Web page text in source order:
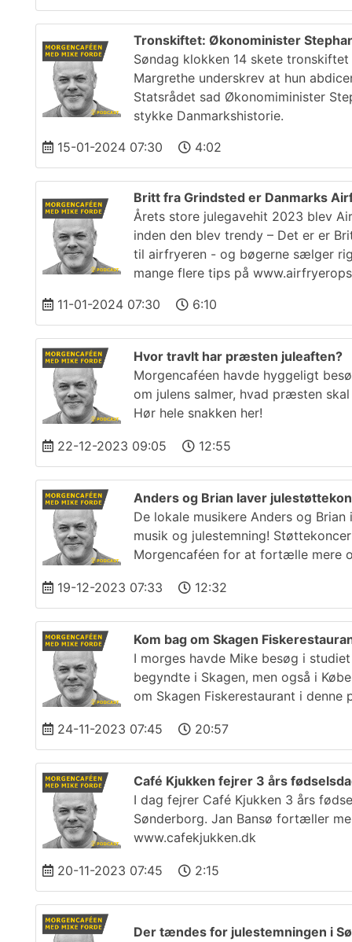
Tronskiftet: Økonominister
Søndag klokken 14 skete
Margrethe underskrev at hun
Statsrådet sad Økonomiminister
stykke Danmarkshistorie.
15-01-2024 07:30
4:02
Britt fra Grindsted er Danmarks
Årets store julegavehit 2023 blev
inden den blev trendy – Det er er
til airfryeren - og bøgerne sælger
mange flere tips på
11-01-2024 07:30
6:10
Hvor travlt har præsten juleaften?
Morgencaféen havde hyggeligt
om julens salmer, hvad præsten
Hør hele snakken her!
22-12-2023 09:05 12:55
Anders og Brian laver
De lokale musikere Anders og
musik og julestemning!
Morgencaféen for at fortælle mere
19-12-2023 07:33 12:32
Kom bag om Skagen
I morges havde Mike besøg i
begyndte i Skagen, men også i
om Skagen Fiskerestaurant i denne
24-11-2023 07:45 20:57
Café Kjukken fejrer 3 års
I dag fejrer Café Kjukken 3 års
Sønderborg. Jan Bansø fortæller
www.cafekjukken.dk
20-11-2023 07:45 2:15
Der tændes for julestemningen i